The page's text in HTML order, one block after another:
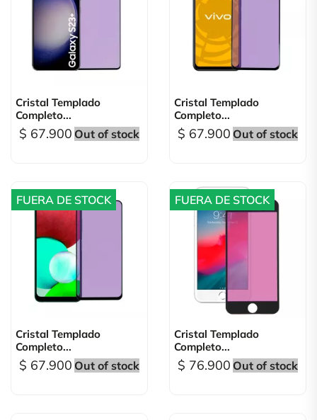
Cristal Templado
Completo...
$ 67.900 Out of stock
Cristal Templado
Completo...
$ 67.900 Out of stock
Cristal Templado
Completo...
$ 67.900 Out of stock
FUERA DE STOCK
Cristal Templado
Completo...
$ 76.900 Out of stock
FUERA DE STOCK